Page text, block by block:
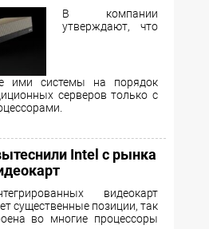
В компании
утверждают, что
ими системы на порядок
серверов только с
Intel с рынка
видеокарт
существенные позиции, так
во многие процессоры